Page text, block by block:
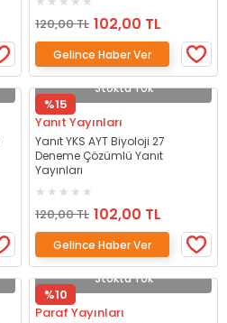
120,00 TL 102,00 TL
Gelince Haber Ver
Stokta Yok
%15
Yanıt Yayınları
Yanıt YKS AYT Biyoloji 27
Deneme Çözümlü Yanıt
Yayınları
120,00 TL 102,00 TL
Gelince Haber Ver
Stokta Yok
%10
Paraf Yayınları